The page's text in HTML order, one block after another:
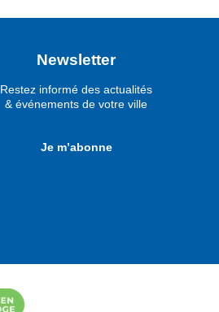
Newsletter
Restez informé des actualités
& événements de votre ville
Je m’abonne